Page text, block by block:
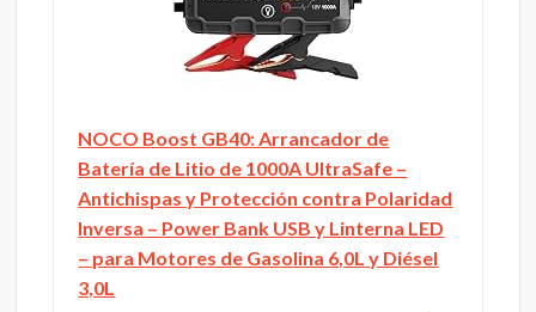
NOCO Boost GB40: Arrancador de
Batería de Litio de 1000A UltraSafe –
Antichispas y Protección contra Polaridad
Inversa – Power Bank USB y Linterna LED
– para Motores de Gasolina 6,0L y Diésel
3,0L